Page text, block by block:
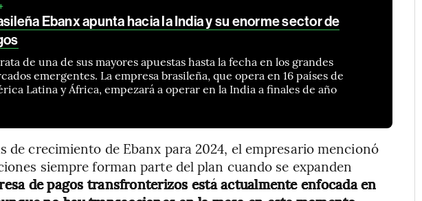
Ebanx apunta hacia la India y su enorme sector de
de una de sus mayores apuestas hasta la fecha en los grandes
emergentes. La empresa brasileña, que opera en 16 países de
Latina y África, empezará a operar en la India a finales de año
de crecimiento de Ebanx para 2024, el empresario mencionó
siempre forman parte del plan cuando se expanden
de pagos transfronterizos está actualmente enfocada en